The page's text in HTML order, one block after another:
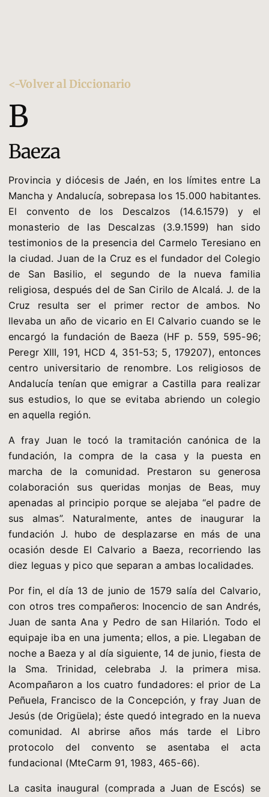
<-Volver al Diccionario
B
Baeza
Provincia y diócesis de Jaén, en los límites entre La
Mancha y Andalucía, sobrepasa los 15.000 habitantes.
El convento de los Descalzos (14.6.1579) y el
monasterio de las Descalzas (3.9.1599) han sido
testimonios de la presencia del Carmelo Teresiano en
la ciudad. Juan de la Cruz es el fundador del Colegio
de San Basilio, el segundo de la nueva familia
religiosa, después del de San Cirilo de Alcalá. J. de la
Cruz resulta ser el primer rector de ambos. No
llevaba un año de vicario en El Calvario cuando se le
encargó la fundación de Baeza (HF p. 559, 595-96;
Peregr XIII, 191, HCD 4, 351-53; 5, 179207), entonces
centro universitario de renombre. Los religiosos de
Andalucía tenían que emigrar a Castilla para realizar
sus estudios, lo que se evitaba abriendo un colegio
en aquella región.
A fray Juan le tocó la tramitación canónica de la
fundación, la compra de la casa y la puesta en
marcha de la comunidad. Prestaron su generosa
colaboración sus queridas monjas de Beas, muy
apenadas al principio porque se alejaba “el padre de
sus almas”. Naturalmente, antes de inaugurar la
fundación J. hubo de desplazarse en más de una
ocasión desde El Calvario a Baeza, recorriendo las
diez leguas y pico que separan a ambas localidades.
Por fin, el día 13 de junio de 1579 salía del Calvario,
con otros tres compañeros: Inocencio de san Andrés,
Juan de santa Ana y Pedro de san Hilarión. Todo el
equipaje iba en una jumenta; ellos, a pie. Llegaban de
noche a Baeza y al día siguiente, 14 de junio, fiesta de
la Sma. Trinidad, celebraba J. la primera misa.
Acompañaron a los cuatro fundadores: el prior de La
Peñuela, Francisco de la Concepción, y fray Juan de
Jesús (de Origüela); éste quedó integrado en la nueva
comunidad. Al abrirse años más tarde el Libro
protocolo del convento se asentaba el acta
fundacional (MteCarm 91, 1983, 465-66).
La casita inaugural (comprada a Juan de Escós) se